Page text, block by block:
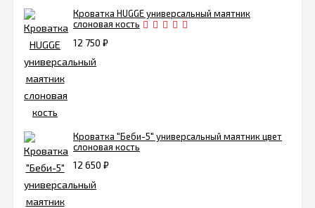
Кроватка HUGGE универсальный маятник
слоновая кость
12 750 ₽
Кроватка "Беби-5" универсальный маятник цвет
слоновая кость
12 650 ₽